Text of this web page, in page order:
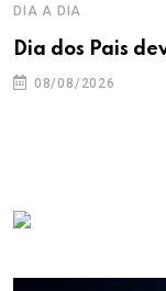
DIA A DIA
Dia dos Pais
08/08/2026